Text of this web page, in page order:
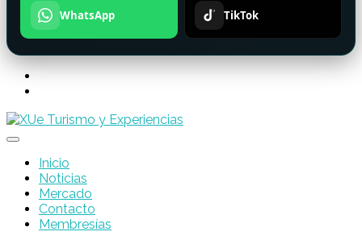
WhatsApp TikTok
Inicio
Noticias
Mercado
Contacto
Membresías